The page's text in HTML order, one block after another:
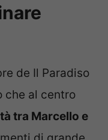
de Il Paradiso
che al centro
tra Marcello e